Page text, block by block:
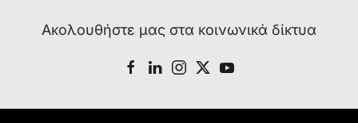
Ακολουθήστε μας στα κοινωνικά δίκτυα